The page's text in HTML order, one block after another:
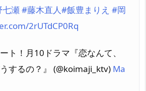
瀬#藤木直人#飯豊まりえ #岡
2rUTdCP0Rq
ト！月10ドラマ『恋なんて、
するの？』 (@koimaji_ktv) Ma